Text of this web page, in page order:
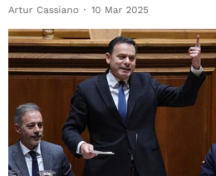
Artur Cassiano 10 Mar 2025